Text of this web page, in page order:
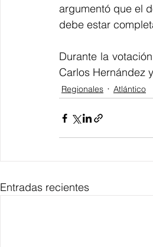
argumentó que el
debe estar
Durante la
Carlos Hernández
Regionales Atlántico
Entradas recientes